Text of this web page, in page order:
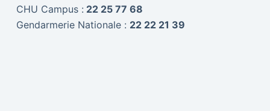
CHU Campus : 22 25 77 68
Gendarmerie Nationale : 22 22 21 39